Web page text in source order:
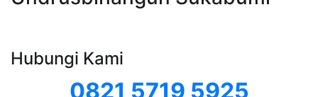
Hubungi Kami
0821 5719 5925